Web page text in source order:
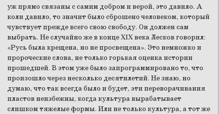
уж прямо связаны с самим добром и верой, это давило. А
коли давило, то значит было сброшено человеком, который
чувствует прежде всего свою свободу. Он должен сам
выбрать. Не случайно же в конце XIX века Лесков говорил:
«Русь была крещена, но не просвещена». Это немножко и
пророческие слова, не только горькая оценка истории
прошедшей. В этом уже было запрограммировано то, что
произошло через несколько десятилетий. Не знаю, но
думаю, что так всегда было и будет, эти переворачивания
пластов неизбежны, когда культура вырабатывает
слишком тяжелые формы. Или не только культура, а тот же